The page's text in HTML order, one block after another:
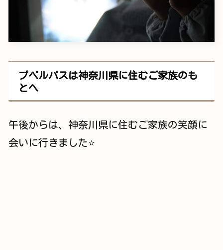
プペルバスは神奈川県に住むご家族のも
とへ
午後からは、神奈川県に住むご家族の笑顔に
会いに行きました⭐